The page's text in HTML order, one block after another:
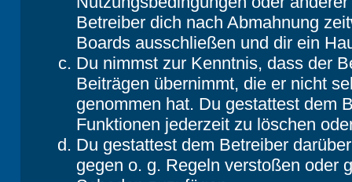
Betreiber dich nach Abmahnung
Boards ausschließen und dir ein
Du nimmst zur Kenntnis, dass der
Beiträgen übernimmt, die er nicht
genommen hat. Du gestattest dem
Funktionen jederzeit zu löschen
Du gestattest dem Betreiber
gegen o. g. Regeln verstoßen oder